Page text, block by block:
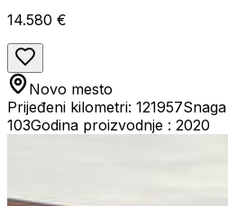
14.580 €
Novo mesto
Prijeđeni kilometri: 121957
103Godina proizvodnje : 2020